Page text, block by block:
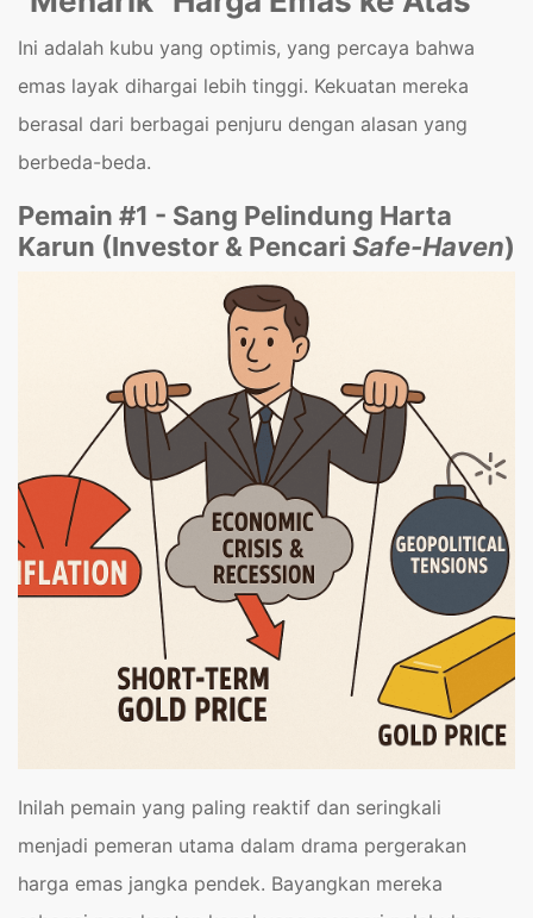
Ini adalah kubu yang optimis, yang percaya bahwa
emas layak dihargai lebih tinggi. Kekuatan mereka
berasal dari berbagai penjuru dengan alasan yang
berbeda-beda.
Pemain #1 - Sang Pelindung Harta
Karun (Investor & Pencari Safe-Haven)
Inilah pemain yang paling reaktif dan seringkali
menjadi pemeran utama dalam drama pergerakan
harga emas jangka pendek. Bayangkan mereka